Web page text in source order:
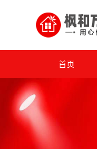
首页